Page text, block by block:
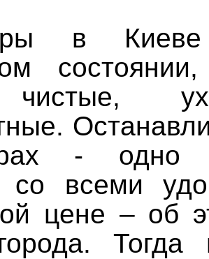
в
- одно
со всеми
цене – об